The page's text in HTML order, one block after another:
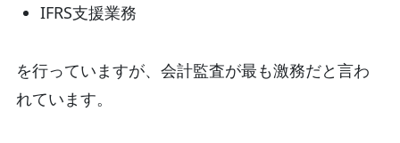
IFRS支援業務
を行っていますが、会計監査が最も激務だと言わ
れています。